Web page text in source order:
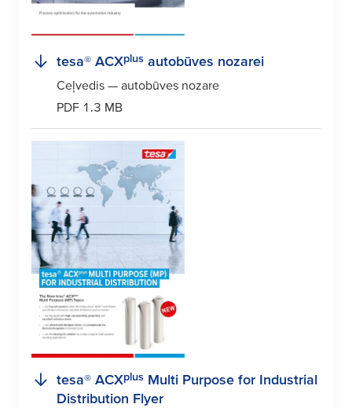
tesa® ACXplus autobūves nozarei
Ceļvedis — autobūves nozare
PDF 1.3 MB
tesa® ACXplus Multi Purpose for Industrial
Distribution Flyer